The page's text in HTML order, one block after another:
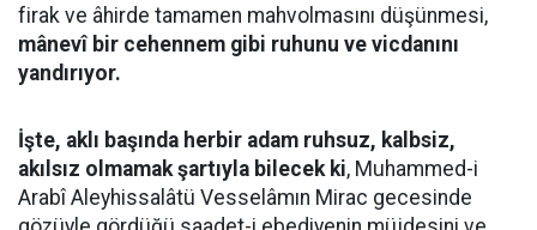
firak ve âhirde tamamen mahvolmasını düşünmesi,
mânevî bir cehennem gibi ruhunu ve vicdanını
yandırıyor.
İşte, aklı başında herbir adam ruhsuz, kalbsiz,
akılsız olmamak şartıyla bilecek ki, Muhammed-i
Arabî Aleyhissalâtü Vesselâmın Mirac gecesinde